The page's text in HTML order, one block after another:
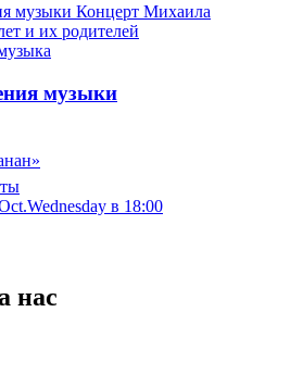
музыки Концерт Михаила
и их родителей
музыки
в 18:00
нас